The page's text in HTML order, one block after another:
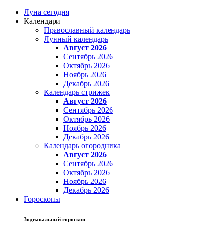
Луна сегодня
Календари
Православный календарь
Лунный календарь
Август 2026
Сентябрь 2026
Октябрь 2026
Ноябрь 2026
Декабрь 2026
Календарь стрижек
Август 2026
Сентябрь 2026
Октябрь 2026
Ноябрь 2026
Декабрь 2026
Календарь огородника
Август 2026
Сентябрь 2026
Октябрь 2026
Ноябрь 2026
Декабрь 2026
Гороскопы
Зодиакальный гороскоп